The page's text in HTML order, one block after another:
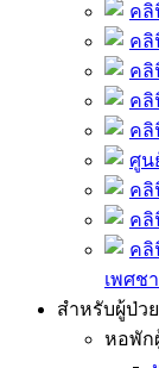
คลิ
คลิ
คลิ
คลิ
คลิ
ศูน
คลิ
คลิ
คลิ
เพศช
สำหรับผู้ป่วย
หอพัก